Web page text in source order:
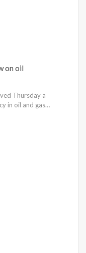
on oil
Thursday a
in oil and gas…